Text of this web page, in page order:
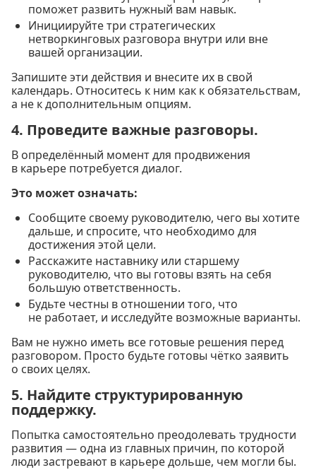
поможет развить нужный вам навык.
Инициируйте три стратегических
нетворкинговых разговора внутри или вне
вашей организации.
Запишите эти действия и внесите их в свой
календарь. Относитесь к ним как к обязательствам,
а не к дополнительным опциям.
4. Проведите важные разговоры.
В определённый момент для продвижения
в карьере потребуется диалог.
Это может означать:
Сообщите своему руководителю, чего вы хотите
дальше, и спросите, что необходимо для
достижения этой цели.
Расскажите наставнику или старшему
руководителю, что вы готовы взять на себя
большую ответственность.
Будьте честны в отношении того, что
не работает, и исследуйте возможные варианты.
Вам не нужно иметь все готовые решения перед
разговором. Просто будьте готовы чётко заявить
о своих целях.
5. Найдите структурированную
поддержку.
Попытка самостоятельно преодолевать трудности
развития — одна из главных причин, по которой
люди застревают в карьере дольше, чем могли бы.